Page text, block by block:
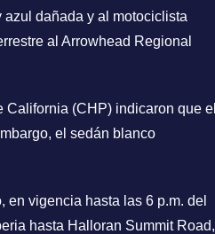
dañada y al motociclista
al Arrowhead Regional
(CHP) indicaron que el
el sedán blanco
vigencia hasta las 6 p.m. del
hasta Halloran Summit Road,